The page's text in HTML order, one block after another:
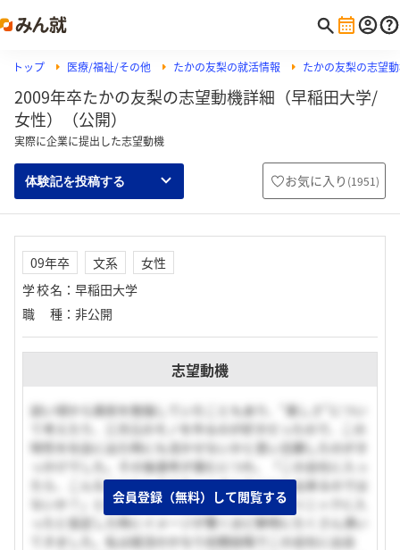
トップ 医療/福祉/その他 たかの友梨の就活情報 たかの友梨の志望
2009年卒たかの友梨の志望動機詳細（早稲田大学/
女性）（公開）
実際に企業に提出した志望動機
体験記を投稿する お気に入り (1951)
09年卒 文系
女性
学校名 ： 早稲田大学
職種 ： 非公開
志望動機
幼い頃から美術を勉強していたこともあり、“美しさ”につい
て考えたり、三次元のモノを作るのが好きだったので、この
特性を社会に出た時にも活かせないかと思い志願したのがき
っかけでした。その後選考が進むにつれ、「この会社に入っ
たら、こんなこともしてみたい！あんなことも出来るのでは
ないか？」と自分がたかの友梨ビューティークリニックに入
ったと仮定した時にイメージが驚くほど鮮明にたくさん沸い
てきました。私は就活のかなり初期段階でこの会社に出会
会員登録（無料）して閲覧する